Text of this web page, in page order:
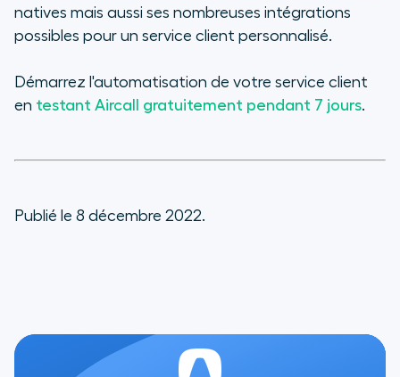
natives mais aussi ses nombreuses intégrations
possibles pour un service client personnalisé.
Démarrez l'automatisation de votre service client
en testant Aircall gratuitement pendant 7 jours.
Publié le 8 décembre 2022.